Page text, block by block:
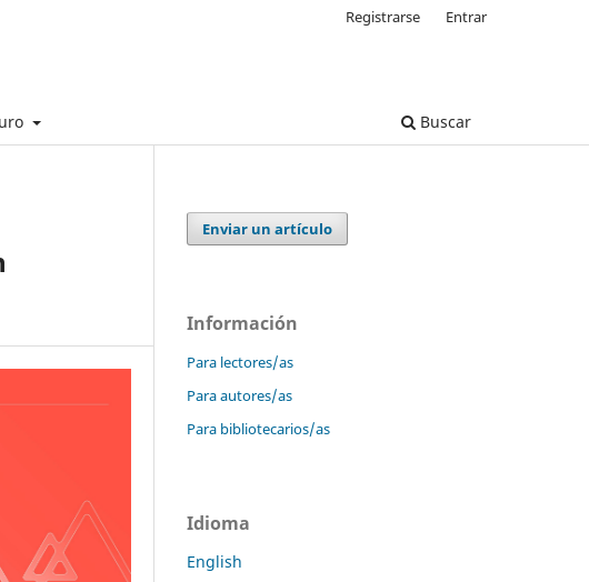
Buscar
Registrarse Entrar
Enviar un artículo
Información
Para lectores/as
Para autores/as
Para bibliotecarios/as
Idioma
English